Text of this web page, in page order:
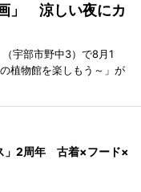
」 涼しい夜にカ
宇部市野中3）で8月1
植物館を楽しもう～」が
」2周年 古着×フード×